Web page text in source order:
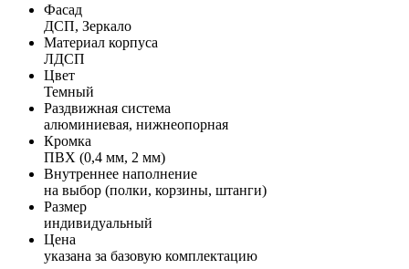
Фасад
ДСП, Зеркало
Материал корпуса
ЛДСП
Цвет
Темный
Раздвижная система
алюминиевая, нижнеопорная
Кромка
ПВХ (0,4 мм, 2 мм)
Внутреннее наполнение
на выбор (полки, корзины, штанги)
Размер
индивидуальный
Цена
указана за базовую комплектацию